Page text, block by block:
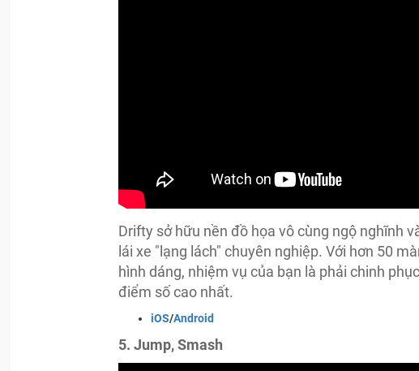
Drifty sở hữu nền đồ họa vô cùng ngộ nghĩnh
lái xe "lạng lách" chuyên nghiệp. Với hơn 50
hình dáng, nhiệm vụ của bạn là phải chinh
điểm số cao nhất.
iOS/Android
5. Jump, Smash